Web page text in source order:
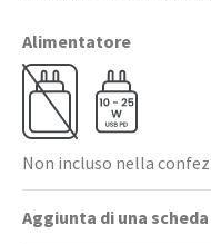
Alimentatore
Non incluso nella
Aggiunta di una